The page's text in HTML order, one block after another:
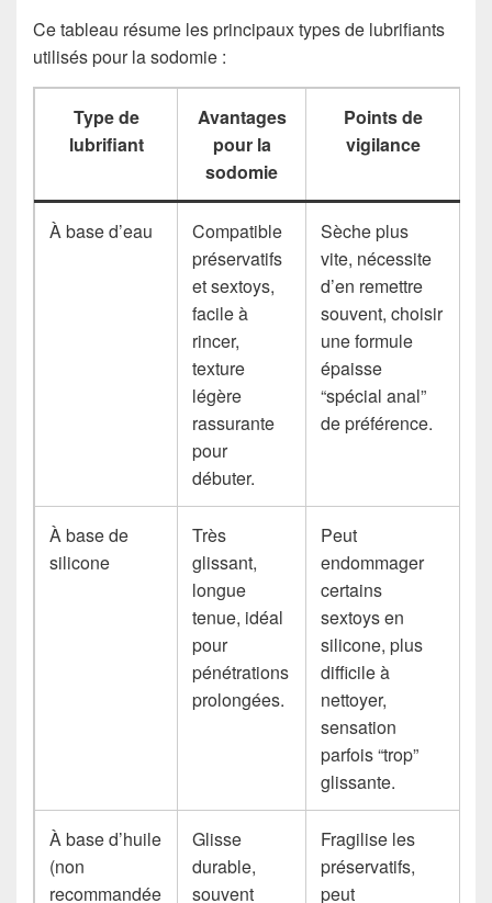
Ce tableau résume les principaux types de lubrifiants
utilisés pour la sodomie :
Type de
lubrifiant
Avantages
pour la
sodomie
Points de
vigilance
À base d’eau
Compatible
préservatifs
et sextoys,
facile à
rincer,
texture
légère
rassurante
pour
débuter.
Sèche plus
vite, nécessite
d’en remettre
souvent, choisir
une formule
épaisse
“spécial anal”
de préférence.
À base de
silicone
Très
glissant,
longue
tenue, idéal
pour
pénétrations
prolongées.
Peut
endommager
certains
sextoys en
silicone, plus
difficile à
nettoyer,
sensation
parfois “trop”
glissante.
À base d’huile
(non
recommandée
Glisse
durable,
souvent
Fragilise les
préservatifs,
peut